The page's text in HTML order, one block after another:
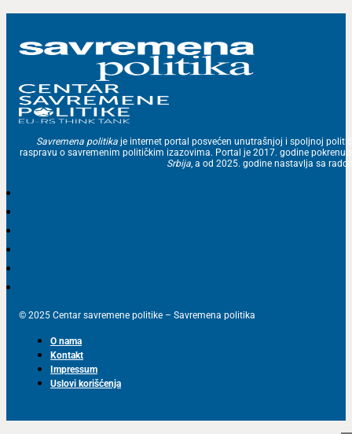
Savremena politika je internet portal posvećen unutrašnjoj i spoljnoj
raspravu o savremenim političkim izazovima. Portal je 2017. godine
Srbija, a od 2025. godine nastavlja sa
© 2025 Centar savremene politike – Savremena politika
O nama
Kontakt
Impressum
Uslovi korišćenja